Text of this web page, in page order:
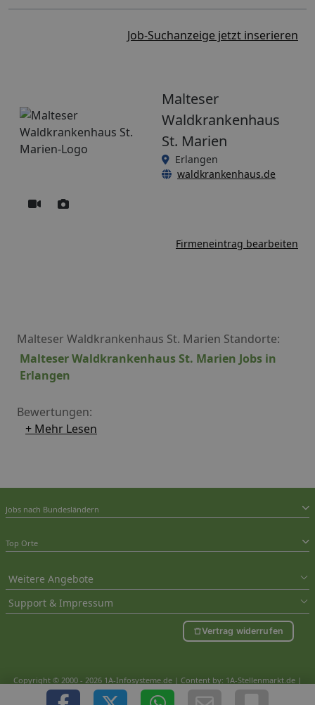
Job-Suchanzeige jetzt inserieren
Malteser
Waldkrankenhaus
St. Marien
Erlangen
waldkrankenhaus.de
Firmeneintrag bearbeiten
Malteser Waldkrankenhaus St. Marien Standorte:
Malteser Waldkrankenhaus St. Marien Jobs in
Erlangen
Bewertungen:
+ Mehr Lesen
Jobs nach Bundesländern
Top Orte
Weitere Angebote
Support & Impressum
Vertrag widerrufen
Copyright © 2000 - 2026 1A-Infosysteme.de | Content by: 1A-Stellenmarkt.de |
08.08.2026| CFo: nur_Artikel|SEO_anpassung ( 1.002)